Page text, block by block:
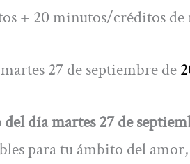
+ 20 minutos/créditos de
martes 27 de septiembre de
día martes 27 de
para tu ámbito del amor,